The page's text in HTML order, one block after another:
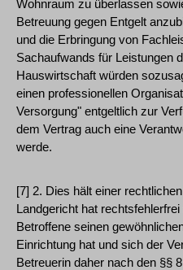
Wohnraum zu überlassen
Betreuung gegen Entgelt
und die Erbringung von
Sachaufwands für Leistungen
Hauswirtschaft würden
einen professionellen
Versorgung" entgeltlich zur
dem Vertrag auch eine
werde.
[7] 2. Dies hält einer
Landgericht hat
Betroffene seinen
Einrichtung hat und sich der
Betreuerin daher nach den §§